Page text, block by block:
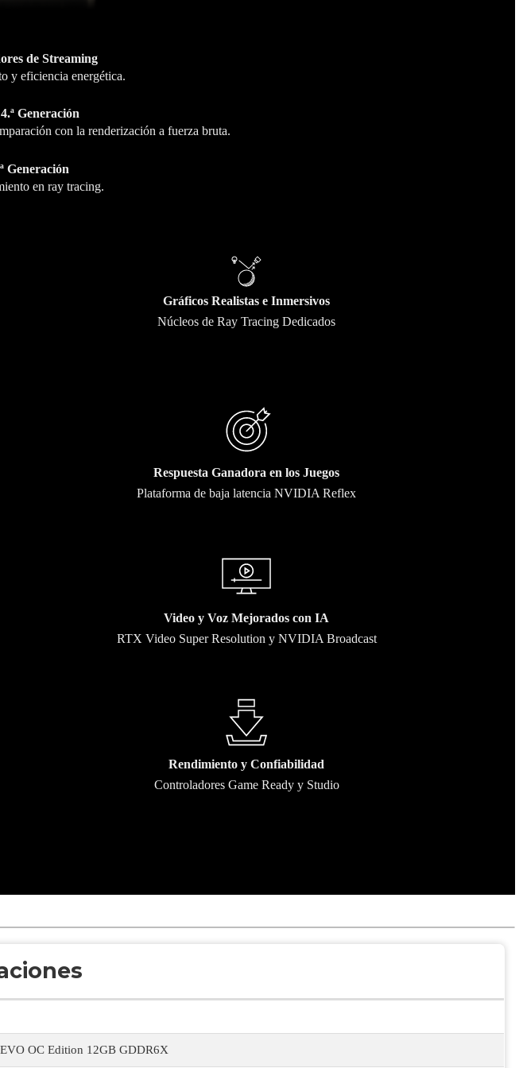
de Streaming
y eficiencia energética.
Generación
con la renderización a fuerza bruta.
Generación
en ray tracing.
Gráficos Realistas e Inmersivos
Núcleos de Ray Tracing Dedicados
Respuesta Ganadora en los Juegos
Plataforma de baja latencia NVIDIA Reflex
Video y Voz Mejorados con IA
RTX Video Super Resolution y NVIDIA Broadcast
Rendimiento y Confiabilidad
Controladores Game Ready y Studio
OC Edition 12GB GDDR6X